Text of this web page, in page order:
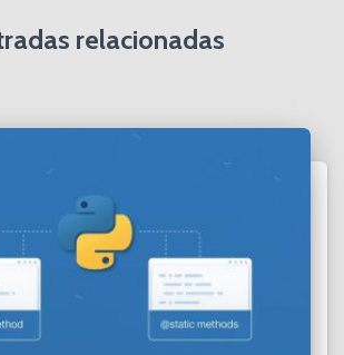
relacionadas